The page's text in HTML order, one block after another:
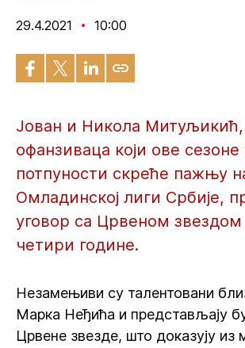
29.4.2021 10:00
Јован и Никола Митуљикић,
офанзиваца који ове сезоне
потпуности скреће пажњу
Омладинској лиги Србије,
уговор са Црвеном звездом
четири године.
Незамењиви су талентовани
Марка Неђића и представљају
Црвене звезде, што доказују из